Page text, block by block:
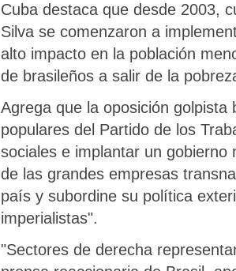
Cuba destaca que desde 2003,
Silva se comenzaron a
alto impacto en la población
de brasileños a salir de la
Agrega que la oposición
populares del Partido de los
sociales e implantar un
de las grandes empresas
país y subordine su política
imperialistas".
"Sectores de derecha